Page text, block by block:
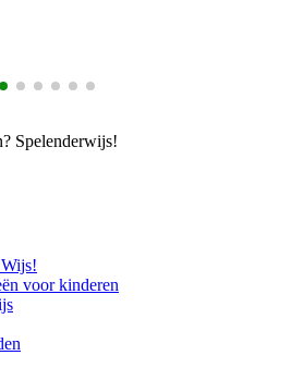
Spelenderwijs!
voor kinderen